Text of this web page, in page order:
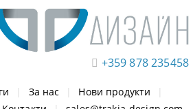
+359 878 235458
За нас Нови продукти